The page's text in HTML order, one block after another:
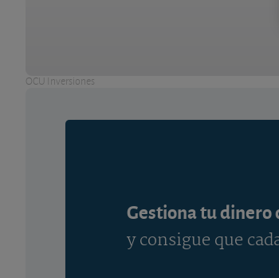
OCU Inversiones
Gestiona tu dinero
y consigue que